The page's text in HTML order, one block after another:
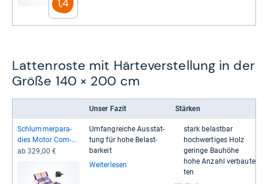
1,4
Lattenroste mit Härteverstellung in der
Größe 140 × 200 cm
Unser Fazit Stärken
Schlum­mer­pa­ra­
dies Motor Com­
fort 44
ab 329,00 €
Umfang­rei­che Aus­stat­
tung für hohe Belast­
bar­keit
Weiterlesen
stark belast­bar
hoch­wer­ti­ges Holz
geringe Bau­höhe
hohe Anzahl ver­bau­ter
ten